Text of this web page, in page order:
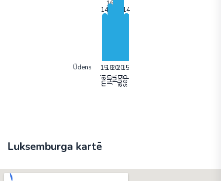
Ūdens
mai
junjūlaugsep
Luksemburga kartē